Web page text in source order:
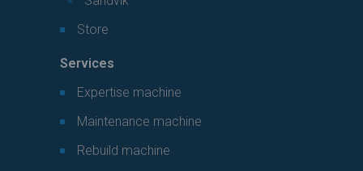
Store
Services
Expertise machine
Maintenance machine
Rebuild machine